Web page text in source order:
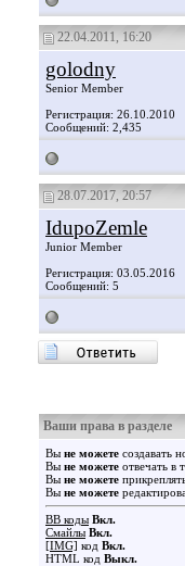
22.04.2011, 16:20
golodny
Senior Member
Регистрация: 26.10.2010
Сообщений: 2,435
28.07.2017, 20:57
IdupoZemle
Junior Member
Регистрация: 03.05.2016
Сообщений: 5
Ваши права в разделе
Вы не можете создавать
Вы не можете отвечать в
Вы не можете
Вы не можете
BB коды Вкл.
Смайлы Вкл.
[IMG] код Вкл.
HTML код Выкл.